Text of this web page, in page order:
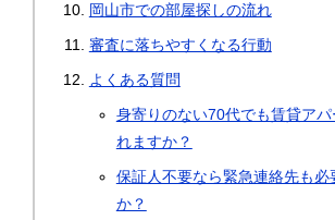
岡山市での部屋探しの流れ
審査に落ちやすくなる行動
よくある質問
身寄りのない70代でも賃貸アパ
れますか？
保証人不要なら緊急連絡先も必
か？